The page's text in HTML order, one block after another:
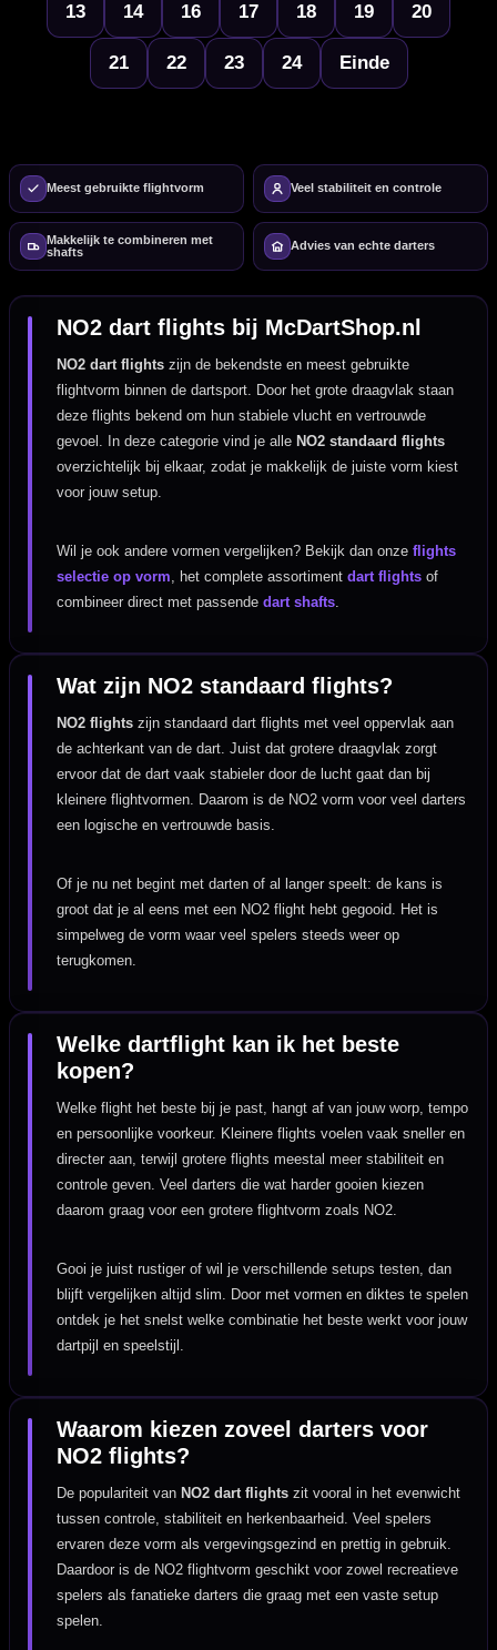
13 14 16 17 18 19 20
21 22 23 24 Einde
Meest gebruikte flightvorm Veel stabiliteit en controle
Makkelijk te combineren met
shafts
Advies van echte darters
NO2 dart flights bij McDartShop.nl
NO2 dart flights zijn de bekendste en meest gebruikte
flightvorm binnen de dartsport. Door het grote draagvlak staan
deze flights bekend om hun stabiele vlucht en vertrouwde
gevoel. In deze categorie vind je alleNO2 standaard flights
overzichtelijk bij elkaar, zodat je makkelijk de juiste vorm kiest
voor jouw setup.
Wil je ook andere vormen vergelijken? Bekijk dan onzeflights
selectie op vorm , het complete assortimentdart flights of
combineer direct met passendedart shafts
Wat zijn NO2 standaard flights?
NO2 flights zijn standaard dart flights met veel oppervlak aan
de achterkant van de dart. Juist dat grotere draagvlak zorgt
ervoor dat de dart vaak stabieler door de lucht gaat dan bij
kleinere flightvormen. Daarom is de NO2 vorm voor veel darters
een logische en vertrouwde basis.
Of je nu net begint met darten of al langer speelt: de kans is
groot dat je al eens met een NO2 flight hebt gegooid. Het is
simpelweg de vorm waar veel spelers steeds weer op
terugkomen.
Welke dartflight kan ik het beste
kopen?
Welke flight het beste bij je past, hangt af van jouw worp, tempo
en persoonlijke voorkeur. Kleinere flights voelen vaak sneller en
directer aan, terwijl grotere flights meestal meer stabiliteit en
controle geven. Veel darters die wat harder gooien kiezen
daarom graag voor een grotere flightvorm zoals NO2.
Gooi je juist rustiger of wil je verschillende setups testen, dan
blijft vergelijken altijd slim. Door met vormen en diktes te spelen
ontdek je het snelst welke combinatie het beste werkt voor jouw
dartpijl en speelstijl.
Waarom kiezen zoveel darters voor
NO2 flights?
De populariteit vanNO2 dart flights zit vooral in het evenwicht
tussen controle, stabiliteit en herkenbaarheid. Veel spelers
ervaren deze vorm als vergevingsgezind en prettig in gebruik.
Daardoor is de NO2 flightvorm geschikt voor zowel recreatieve
spelers als fanatieke darters die graag met een vaste setup
spelen.